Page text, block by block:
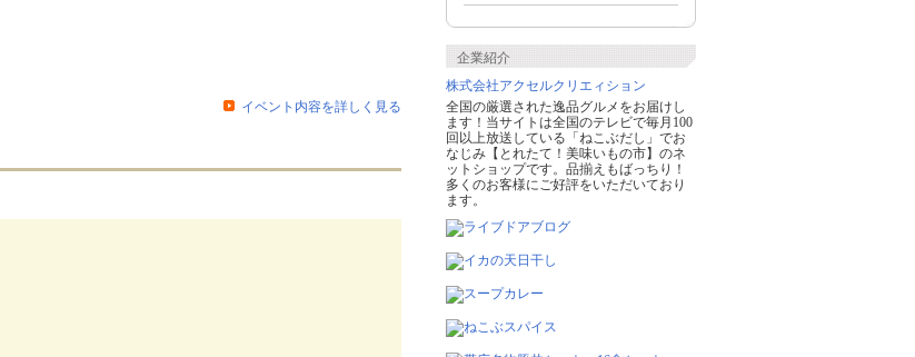
イベント内容を詳しく見る
企業紹介
株式会社アクセルクリエィション
全国の厳選された逸品グルメをお届けし
ます！当サイトは全国のテレビで毎月100
回以上放送している「ねこぶだし」でお
なじみ【とれたて！美味いもの市】のネ
ットショップです。品揃えもばっちり！
多くのお客様にご好評をいただいており
ます。